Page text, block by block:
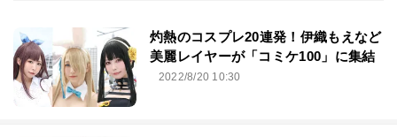
灼熱のコスプレ20連発！伊織もえなど
美麗レイヤーが「コミケ100」に集結
2022/8/20 10:30